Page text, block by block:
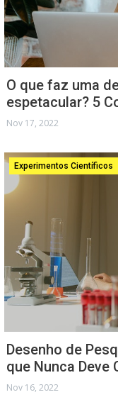
O que faz uma
espetacular? 5
Nov 17, 2022
Experimentos Científicos
Desenho de
que Nunca Deve
Nov 16, 2022